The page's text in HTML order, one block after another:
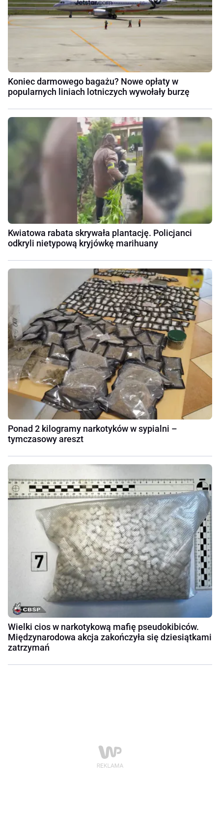
Koniec darmowego bagażu? Nowe opłaty w
popularnych liniach lotniczych wywołały burzę
Kwiatowa rabata skrywała plantację. Policjanci
odkryli nietypową kryjówkę marihuany
Ponad 2 kilogramy narkotyków w sypialni –
tymczasowy areszt
Wielki cios w narkotykową mafię pseudokibiców.
Międzynarodowa akcja zakończyła się dziesiątkami
zatrzymań